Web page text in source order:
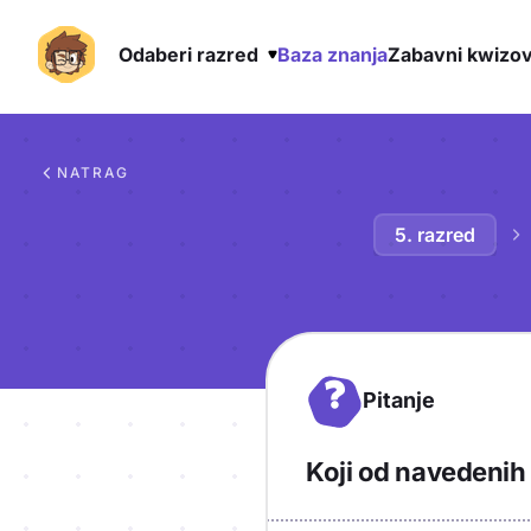
Odaberi razred Baza znanjaZabavni
NATRAG
5. razred
? Pitanje
Koji od